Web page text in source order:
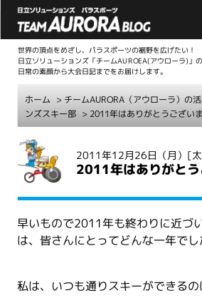
世界の頂点をめざし、パラスポーツの裾野を広げたい！
日立ソリューションズ「チームAUROEA(アウローラ)」の
日常の素顔から大会日記までをお届けします。
ホーム > チームAURORA（アウローラ）の
ンズスキー部 > 2011年はありがとうございま
2011年12月26日（月） [
2011年はありがとう
早いもので2011年も終わりに近づ
は、皆さんにとってどんな一年でし
私は、いつも通りスキーができる